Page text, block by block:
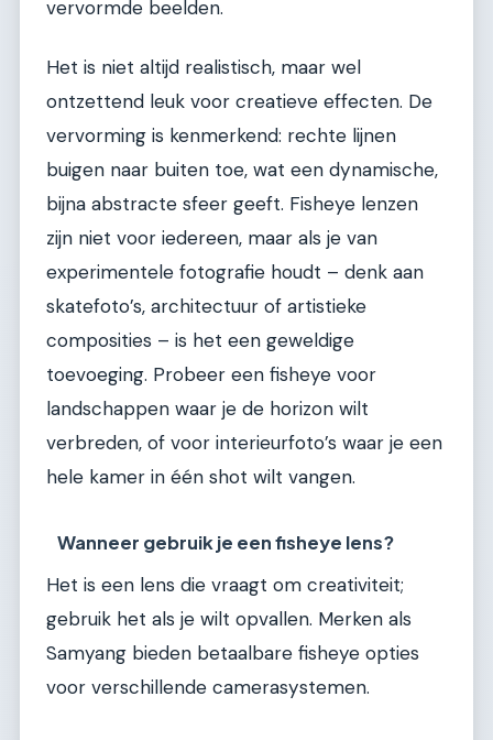
vervormde beelden.
Het is niet altijd realistisch, maar wel
ontzettend leuk voor creatieve effecten. De
vervorming is kenmerkend: rechte lijnen
buigen naar buiten toe, wat een dynamische,
bijna abstracte sfeer geeft. Fisheye lenzen
zijn niet voor iedereen, maar als je van
experimentele fotografie houdt – denk aan
skatefoto’s, architectuur of artistieke
composities – is het een geweldige
toevoeging. Probeer een fisheye voor
landschappen waar je de horizon wilt
verbreden, of voor interieurfoto’s waar je een
hele kamer in één shot wilt vangen.
Wanneer gebruik je een fisheye lens?
Het is een lens die vraagt om creativiteit;
gebruik het als je wilt opvallen. Merken als
Samyang bieden betaalbare fisheye opties
voor verschillende camerasystemen.